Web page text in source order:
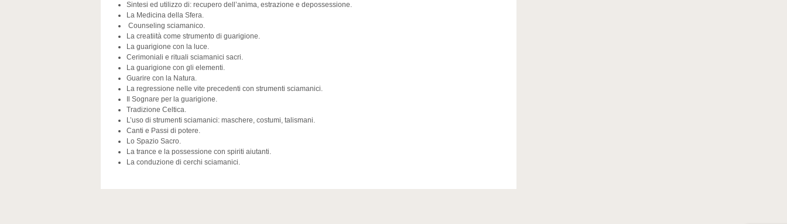
Sintesi ed utilizzo di: recupero dell’anima, estrazione e depossessione.
La Medicina della Sfera.
Counseling sciamanico.
La creatiità come strumento di guarigione.
La guarigione con la luce.
Cerimoniali e rituali sciamanici sacri.
La guarigione con gli elementi.
Guarire con la Natura.
La regressione nelle vite precedenti con strumenti sciamanici.
Il Sognare per la guarigione.
Tradizione Celtica.
L’uso di strumenti sciamanici: maschere, costumi, talismani.
Canti e Passi di potere.
Lo Spazio Sacro.
La trance e la possessione con spiriti aiutanti.
La conduzione di cerchi sciamanici.